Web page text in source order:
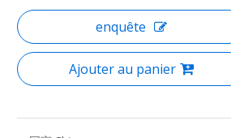
enquête
Ajouter au panier